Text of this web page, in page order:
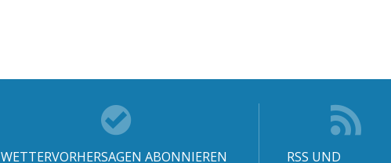
WETTERVORHERSAGEN ABONNIEREN
RSS UND